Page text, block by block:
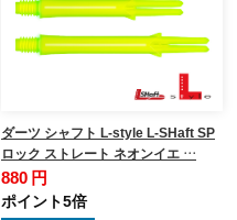
ダーツ シャフト L-style L-SHaft SP
ロック ストレート ネオンイエ …
880 円
ポイント5倍